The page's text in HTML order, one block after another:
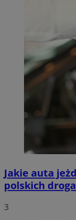
Jakie auta
polskich
3